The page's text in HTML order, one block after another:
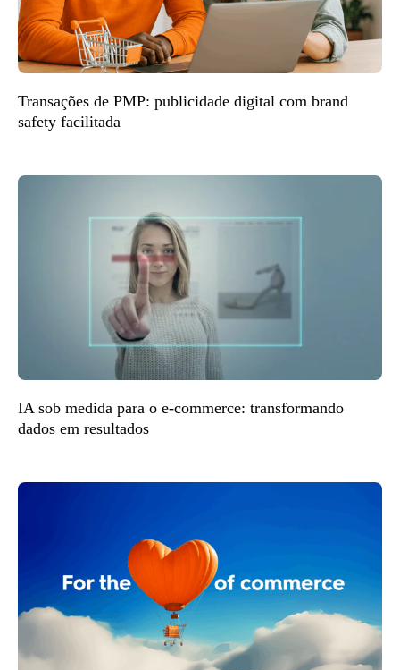
Transações de PMP: publicidade digital com brand
safety facilitada
IA sob medida para o e-commerce: transformando
dados em resultados